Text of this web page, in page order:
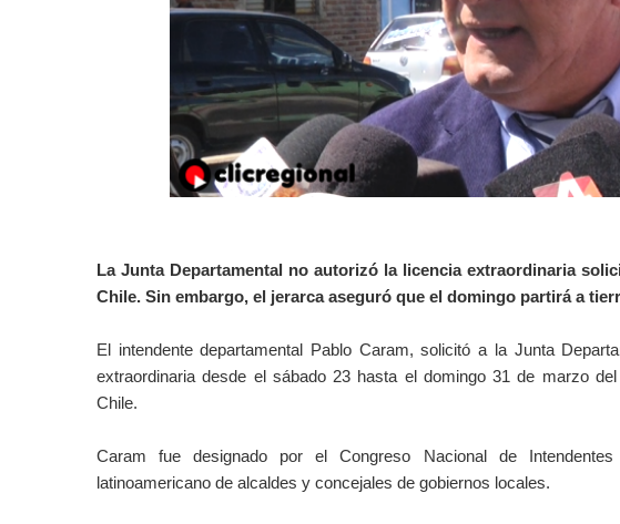
La Junta Departamental no autorizó la licencia extraordinaria
Chile. Sin embargo, el jerarca aseguró que el domingo partirá a
El intendente departamental Pablo Caram, solicitó a la Junta
extraordinaria desde el sábado 23 hasta el domingo 31 de marzo
Chile.
Caram fue designado por el Congreso Nacional de
latinoamericano de alcaldes y concejales de gobiernos locales.